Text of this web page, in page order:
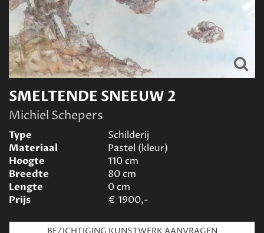
SMELTENDE SNEEUW 2
Michiel Schepers
Type
Schilderij
Materiaal
Pastel (kleur)
Hoogte
110cm
Breedte
80cm
Lengte
0cm
Prijs
€ 1900,-